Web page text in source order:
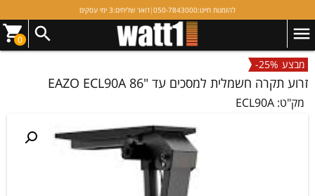
להזמנות חייגו:050-7843000
|דואר שליחים:3 ימי עסקים
0
מבצע -25%
זרוע תקרה חשמלית למסכים עד "86 EAZO ECL90A
מק"ט: ECL90A